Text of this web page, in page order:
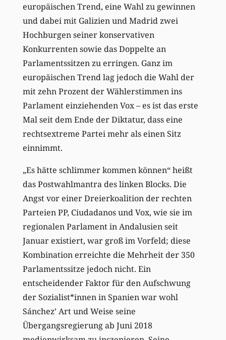
europäischen Trend, eine Wahl zu gewinnen
und dabei mit Galizien und Madrid zwei
Hochburgen seiner konservativen
Konkurrenten sowie das Doppelte an
Parlamentssitzen zu erringen. Ganz im
europäischen Trend lag jedoch die Wahl der
mit zehn Prozent der Wählerstimmen ins
Parlament einziehenden Vox – es ist das erste
Mal seit dem Ende der Diktatur, dass eine
rechtsextreme Partei mehr als einen Sitz
einnimmt.
„Es hätte schlimmer kommen können“ heißt
das Postwahlmantra des linken Blocks. Die
Angst vor einer Dreierkoalition der rechten
Parteien PP, Ciudadanos und Vox, wie sie im
regionalen Parlament in Andalusien seit
Januar existiert, war groß im Vorfeld; diese
Kombination erreichte die Mehrheit der 350
Parlamentssitze jedoch nicht. Ein
entscheidender Faktor für den Aufschwung
der Sozialist*innen in Spanien war wohl
Sánchez’ Art und Weise seine
Übergangsregierung ab Juni 2018